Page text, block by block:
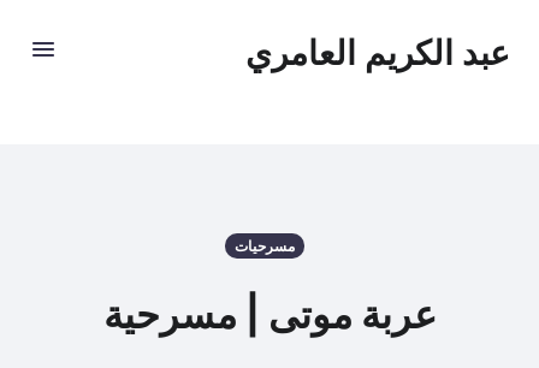
عبد الكريم العامري
مسرحيات
عربة موتى | مسرحية